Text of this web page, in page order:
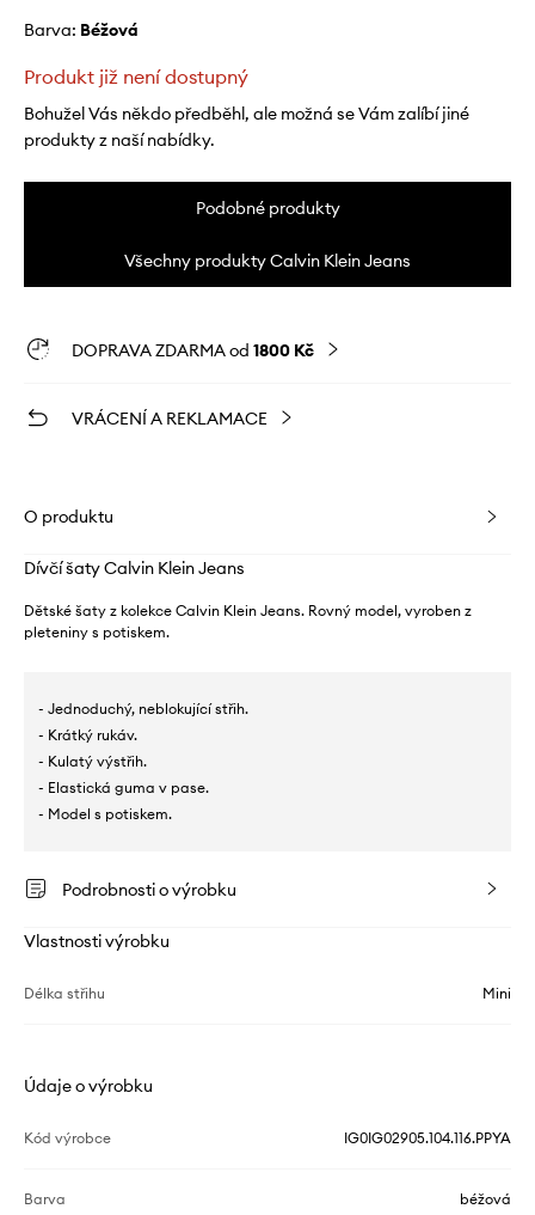
Barva: béžová
Produkt již není dostupný
Bohužel Vás někdo předběhl, ale možná se Vám zalíbí jiné
produkty z naší nabídky.
Podobné produkty
Všechny produkty Calvin Klein Jeans
DOPRAVA ZDARMA od 1800 Kč
VRÁCENÍ A REKLAMACE
O produktu
Dívčí šaty Calvin Klein Jeans
Dětské šaty z kolekce Calvin Klein Jeans. Rovný model, vyroben z
pleteniny s potiskem.
- Jednoduchý, neblokující střih.
- Krátký rukáv.
- Kulatý výstřih.
- Elastická guma v pase.
- Model s potiskem.
Podrobnosti o výrobku
Vlastnosti výrobku
Délka střihu Mini
Údaje o výrobku
Kód výrobce IG0IG02905.104.116.PPYA
Barva béžová